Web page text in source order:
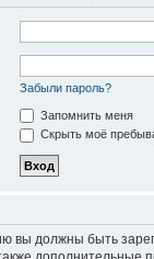
Забыли пароль?
Запомнить меня
Скрыть моё
вы должны быть